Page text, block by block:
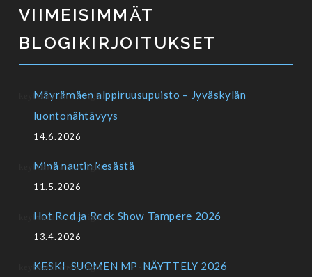
VIIMEISIMMÄT
BLOGIKIRJOITUKSET
Mäyrämäen alppiruusupuisto – Jyväskylän
luontonähtävyys
14.6.2026
Minä nautin kesästä
11.5.2026
Hot Rod ja Rock Show Tampere 2026
13.4.2026
KESKI-SUOMEN MP-NÄYTTELY 2026